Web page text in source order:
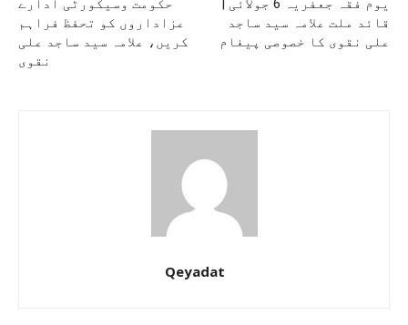
عزاداروں کو تحفظ فراہم
کریں، علامہ سید ساجد علی
نقوی
قائد ملت علامہ سید ساجد
علی نقوی کا خصوصی پیغام
Qeyadat